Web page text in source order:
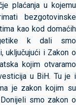
plaćanja u kojemu
bezgotovinske
kao kod domaćih
k dali smo
uključujući i Zakon o
kojim otvaramo
u BiH. Tu je i
je zakon kojim su
smo zakon o